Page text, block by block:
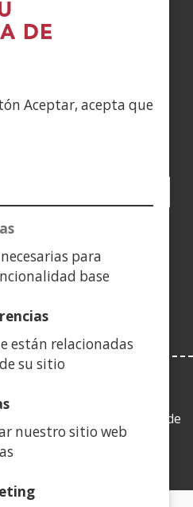
DE
Aceptar, acepta que
para
base
están relacionadas
su sitio
nuestro sitio web
COOKIES
en
ventana)
en
ventana)
en
en
en la Ley 19/2013, de
acceso a la
y buen gobierno.